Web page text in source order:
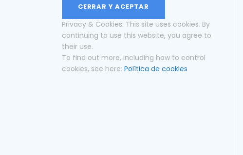
Privacy & Cookies: This site uses cookies. By
continuing to use this website, you agree to
their use.
To find out more, including how to control
cookies, see here: Política de cookies